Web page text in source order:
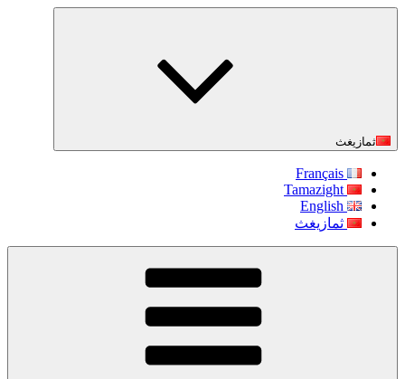
التجاوز
ثمازيغث
Français
Tamazight
English
ثمازيغث